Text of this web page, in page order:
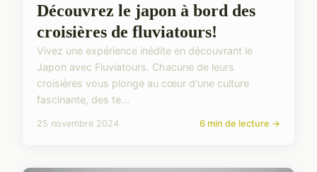
Découvrez le japon à bord des
croisières de fluviatours!
Vivez une expérience inédite en découvrant le
Japon avec Fluviatours. Chacune de leurs
croisières vous plonge au cœur d'une culture
fascinante, des te...
25 novembre 2024 6 min de lecture →